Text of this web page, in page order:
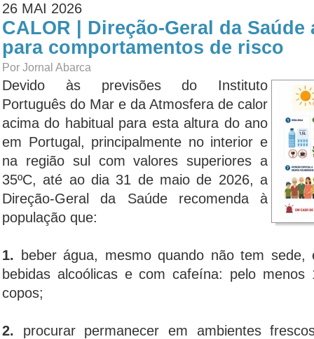
26 MAI 2026
CALOR | Direção-Geral da
para comportamentos de risco
Por Jornal Abarca
Devido às previsões do Instituto
Português do Mar e da Atmosfera de calor
acima do habitual para esta altura do ano
em Portugal, principalmente no interior e
na região sul com valores superiores a
35ºC, até ao dia 31 de maio de 2026, a
Direção-Geral da Saúde recomenda à
população que:
1.
beber água, mesmo quando não tem sede,
bebidas alcoólicas e com cafeína: pelo
copos;
2. procurar permanecer em ambientes